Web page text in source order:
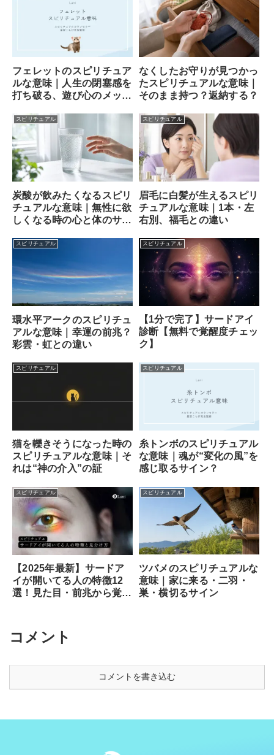
フェレットのスピリチュア
ルな意味｜人生の閉塞感を
打ち破る、遊び心のメッセ
なくしたお守りが見つかっ
たスピリチュアルな意味｜
そのまま持つ？返納する？
スピリチュアル
炭酸が飲みたくなるスピリ
チュアルな意味｜無性に欲
しくなる時の心と体のサイ
スピリチュアル
眉毛に白髪が生えるスピリ
チュアルな意味｜1本・左
右別、福毛との違い
スピリチュアル
環水平アークのスピリチュ
アルな意味｜幸運の前兆？
彩雲・虹との違い
スピリチュアル
【1分で完了】サードアイ
診断【無料で覚醒度チェッ
ク】
スピリチュアル
猫を轢きそうになった時の
スピリチュアルな意味｜そ
れは“神の介入”の証
スピリチュアル
糸トンボのスピリチュアル
な意味｜魂が“変化の風”を
感じ取るサイン？
スピリチュアル
【2025年最新】サードア
イが開いてる人の特徴12
選！見た目・前兆から覚醒
スピリチュアル
ツバメのスピリチュアルな
意味｜家に来る・二羽・
巣・横切るサイン
コメント
コメントを書き込む